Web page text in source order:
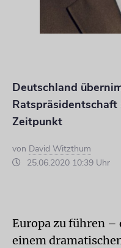
Deutschland
Zeitpunkt
von David Witzthum
25.06.2020 10:39 Uhr
Europa zu führen –
einem